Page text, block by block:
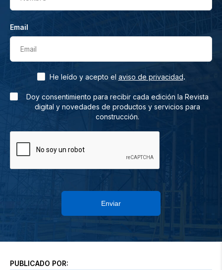
Email
Email
He leído y acepto el aviso de privacidad.
Doy consentimiento para recibir cada edición la Revista
digital y novedades de productos y servicios para
construcción.
Enviar
PUBLICADO POR: